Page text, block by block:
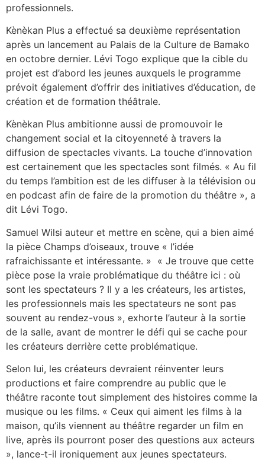
professionnels.
Kènèkan Plus a effectué sa deuxième représentation
après un lancement au Palais de la Culture de Bamako
en octobre dernier. Lévi Togo explique que la cible du
projet est d’abord les jeunes auxquels le programme
prévoit également d’offrir des initiatives d’éducation, de
création et de formation théâtrale.
Kènèkan Plus ambitionne aussi de promouvoir le
changement social et la citoyenneté à travers la
diffusion de spectacles vivants. La touche d’innovation
est certainement que les spectacles sont filmés. « Au fil
du temps l’ambition est de les diffuser à la télévision ou
en podcast afin de faire de la promotion du théâtre », a
dit Lévi Togo.
Samuel Wilsi auteur et mettre en scène, qui a bien aimé
la pièce Champs d’oiseaux, trouve « l’idée
rafraichissante et intéressante. » « Je trouve que cette
pièce pose la vraie problématique du théâtre ici : où
sont les spectateurs ? Il y a les créateurs, les artistes,
les professionnels mais les spectateurs ne sont pas
souvent au rendez-vous », exhorte l’auteur à la sortie
de la salle, avant de montrer le défi qui se cache pour
les créateurs derrière cette problématique.
Selon lui, les créateurs devraient réinventer leurs
productions et faire comprendre au public que le
théâtre raconte tout simplement des histoires comme la
musique ou les films. « Ceux qui aiment les films à la
maison, qu’ils viennent au théâtre regarder un film en
live, après ils pourront poser des questions aux acteurs
», lance-t-il ironiquement aux jeunes spectateurs.